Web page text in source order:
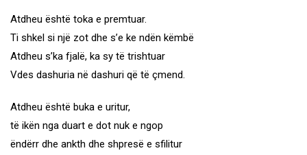
Atdheu është toka e premtuar.
Ti shkel si një zot dhe s’e ke ndën këmbë
Atdheu s’ka fjalë, ka sy të trishtuar
Vdes dashuria në dashuri që të çmend.
Atdheu është buka e uritur,
të ikën nga duart e dot nuk e ngop
ëndërr dhe ankth dhe shpresë e sfilitur